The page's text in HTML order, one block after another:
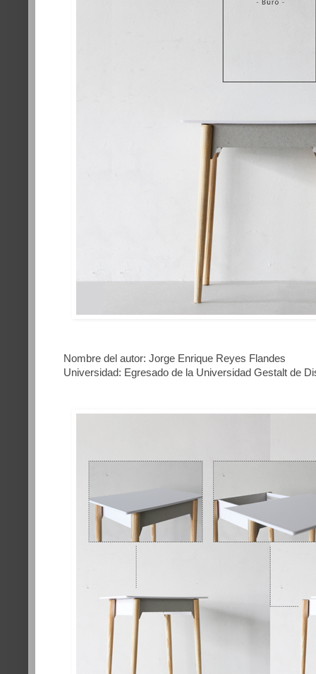
Nombre del autor: Jorge Enrique Reyes Flandes
Universidad: Egresado de la Universidad Gestalt de